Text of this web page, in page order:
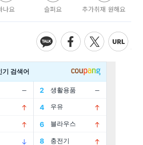
나요 슬퍼요 추가취재 원해요